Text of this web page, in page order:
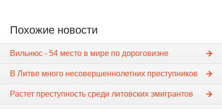
Похожие новости
Вильнюс - 54 место в мире по дороговизне
В Литве много несовершеннолетних преступников
Растет преступность среди литовских эмигрантов